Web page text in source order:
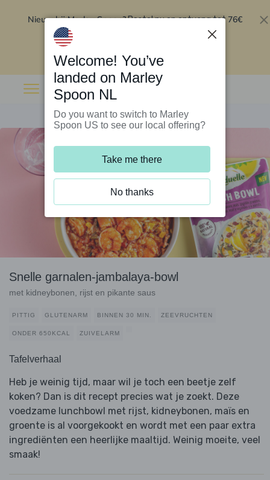
Nieuw bij Marley Spoon?Bestel nu en ontvang tot 76€
Snelle garnalen-jambalaya-bowl
met kidneybonen, rijst en pikante saus
PITTIG GLUTENARM BINNEN 30 MIN. ZEEVRUCHTEN
ONDER 650KCAL ZUIVELARM
Tafelverhaal
Heb je weinig tijd, maar wil je toch een beetje zelf
koken? Dan is dit recept precies wat je zoekt. Deze
voedzame lunchbowl met rijst, kidneybonen, maïs en
groente is al voorgekookt en wordt met een paar extra
ingrediënten een heerlijke maaltijd. Weinig moeite, veel
smaak!
Welcome! You’ve
landed on Marley
Spoon NL
Do you want to switch to Marley
Spoon US to see our local offering?
Take me there
No thanks